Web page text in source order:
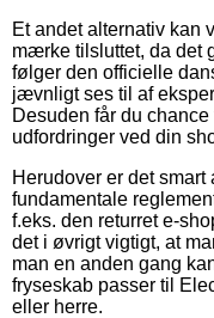
Et andet alternativ kan
mærke tilsluttet, da det
følger den officielle
jævnligt ses til af
Desuden får du
udfordringer ved din
Herudover er det
fundamentale
f.eks. den returret e-
det i øvrigt vigtigt, at
man en anden gang
fryseskab passer til
eller herre.